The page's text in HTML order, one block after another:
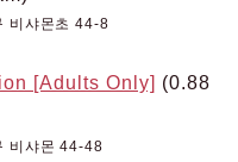
비샤몬초 44-8
[Adults Only] (0.88
비샤몬 44-48